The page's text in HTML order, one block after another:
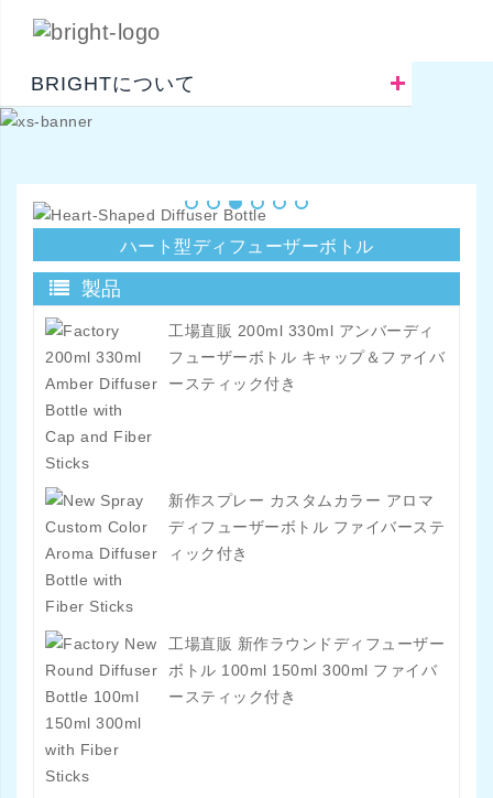
BRIGHTについて
ハート型ディフューザーボトル
製品
工場直販 200ml 330ml アンバーディ
フューザーボトル キャップ＆ファイバ
ースティック付き
新作スプレー カスタムカラー アロマ
ディフューザーボトル ファイバーステ
ィック付き
工場直販 新作ラウンドディフューザー
ボトル 100ml 150ml 300ml ファイバ
ースティック付き